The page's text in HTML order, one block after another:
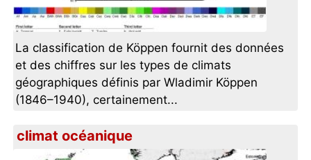
La classification de Köppen fournit des données
et des chiffres sur les types de climats
géographiques définis par Wladimir Köppen
(1846–1940), certainement...
climat océanique